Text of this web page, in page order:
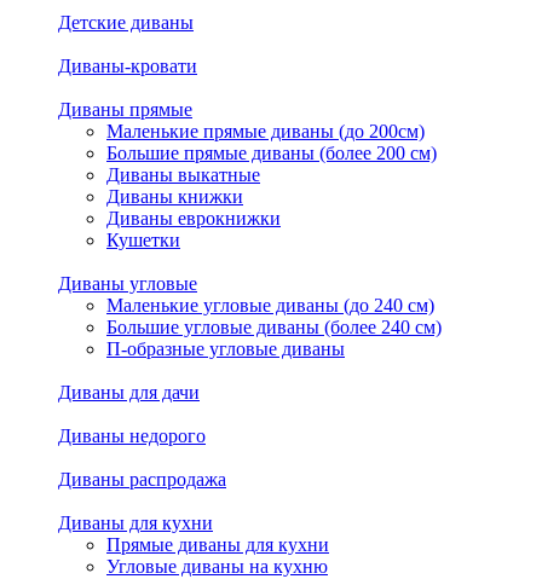
Детские диваны
Диваны-кровати
Диваны прямые
Маленькие прямые диваны (до 200см)
Большие прямые диваны (более 200 см)
Диваны выкатные
Диваны книжки
Диваны еврокнижки
Кушетки
Диваны угловые
Маленькие угловые диваны (до 240 см)
Большие угловые диваны (более 240 см)
П-образные угловые диваны
Диваны для дачи
Диваны недорого
Диваны распродажа
Диваны для кухни
Прямые диваны для кухни
Угловые диваны на кухню